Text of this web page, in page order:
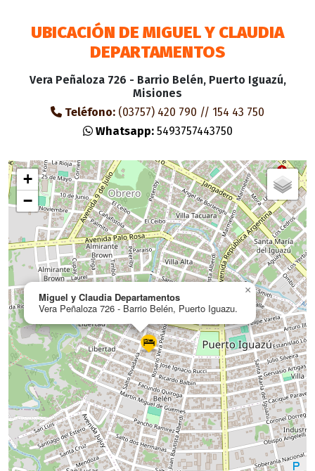
UBICACIÓN DE MIGUEL Y CLAUDIA
DEPARTAMENTOS
Vera Peñaloza 726 - Barrio Belén, Puerto Iguazú,
Misiones
Teléfono: (03757) 420 790 // 154 43 750
Whatsapp:5493757443750